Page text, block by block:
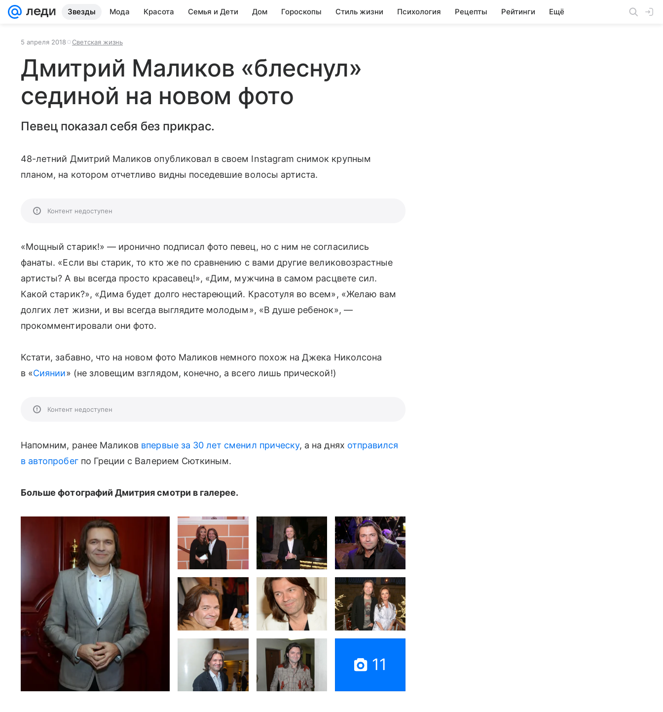
Звезды Мода Красота Семья и Дети Дом Гороскопы Стиль жизни Психология Рецепты Рейтинги Ещё
5 апреля 2018 Светская жизнь
Дмитрий Маликов «блеснул»
сединой на новом фото
Певец показал себя без прикрас.
48-летний Дмитрий Маликов опубликовал в своем Instagram снимок крупным
планом, на котором отчетливо видны поседевшие волосы артиста.
Контент недоступен
«Мощный старик!» — иронично подписал фото певец, но с ним не согласились
фанаты. «Если вы старик, то кто же по сравнению с вами другие великовозрастные
артисты? А вы всегда просто красавец!», «Дим, мужчина в самом расцвете сил.
Какой старик?», «Дима будет долго нестареющий. Красотуля во всем», «Желаю вам
долгих лет жизни, и вы всегда выглядите молодым», «В душе ребенок», —
прокомментировали они фото.
Кстати, забавно, что на новом фото Маликов немного похож на Джека Николсона
в «Сиянии» (не зловещим взглядом, конечно, а всего лишь прической!)
Контент недоступен
Напомним, ранее Маликов впервые за 30 лет сменил прическу, а на днях отправился
в автопробегпо Греции с Валерием Сюткиным.
Больше фотографий Дмитрия смотри в галерее.
11